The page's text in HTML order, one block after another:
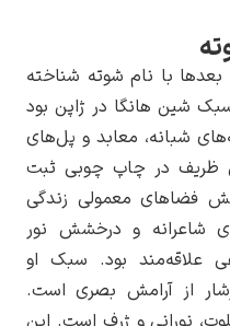
با نام شوته شناخته
هانگا در ژاپن بود
معابد و پل‌های
در چاپ چوبی ثبت
معمولی زندگی
و درخشش نور
بود. سبک او
از آرامش بصری است.